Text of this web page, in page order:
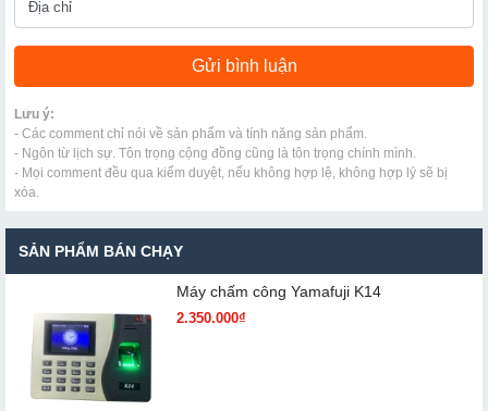
Lưu ý:
- Các comment chỉ nói về sản phẩm và tính năng sản phẩm.
- Ngôn từ lịch sự. Tôn trọng cộng đồng cũng là tôn trọng chính mình.
- Mọi comment đều qua kiểm duyệt, nếu không hợp lệ, không hợp lý sẽ bị
xóa.
SẢN PHẨM BÁN CHẠY
Máy chấm cô​ng Yamafuji K14
2.350.000₫